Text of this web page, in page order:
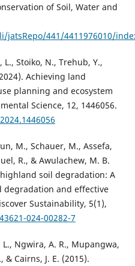
of Soil, Water and
441/4411976010/
L., Stoiko, N., Trehub, Y.,
Achieving land
planning and ecosystem
Science, 12, 1446056.
M., Schauer, M., Assefa,
R., & Awulachew, M. B.
soil degradation: A
degradation and effective
Sustainability, 5(1),
024-00282-7
Ngwira, A. R., Mupangwa,
& Cairns, J. E. (2015).